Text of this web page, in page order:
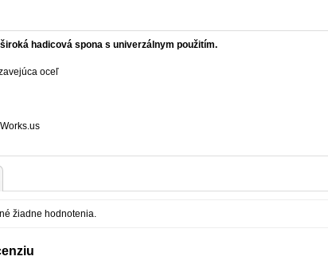
hadicová spona s univerzálnym použitím.
oceľ
žiadne hodnotenia.